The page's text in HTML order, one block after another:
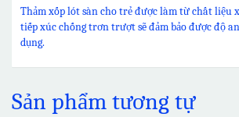
Thảm xốp lót sàn cho trẻ được làm từ chất liệu
tiếp xúc chống trơn trượt sẽ đảm bảo được độ
dụng.
Sản phẩm tương tự